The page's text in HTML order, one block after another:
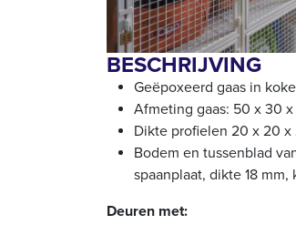
BESCHRIJVING
Geëpoxeerd gaas in
Afmeting gaas: 50 x 30 x
Dikte profielen 20 x 20 x
Bodem en tussenblad
spaanplaat, dikte 18 mm,
Deuren met: